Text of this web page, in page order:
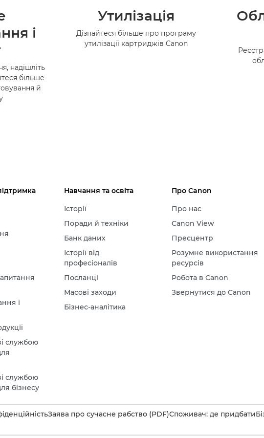
і
надішліть
більше
й
Утилізація
Дізнайтеся більше про програму
утилізації картриджів Canon
і
службою
службою
бізнесу
Навчання та освіта
Історії
Поради й техніки
Банк даних
Історії від
професіоналів
Посланці
Масові заходи
Бізнес-аналітика
Про Canon
Про нас
Canon View
Пресцентр
Розумне використання
ресурсів
Робота в Canon
Звернутися до Canon
Заява про сучасне рабство (PDF)Споживач: де придбати